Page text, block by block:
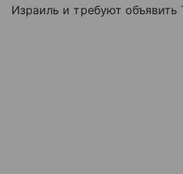
Израиль и требуют